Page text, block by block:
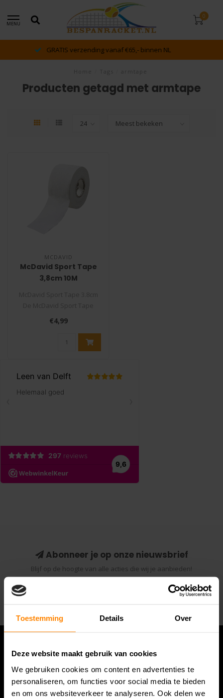
Toestemming Details Over
Deze website maakt gebruik van cookies
We gebruiken cookies om content en advertenties te
personaliseren, om functies voor social media te bieden
en om ons websiteverkeer te analyseren. Ook delen we
MENU
0
dé racket en bespan specialist van Lelystad en omstreken
Producten getagd met armtape
MCDAVID
McDavid Sport Tape
3,8cm 10M
heeft een goede
kleefkracht, geb..
€4,99
Abonneer je op onze nieuwsbrief
Blijf op de hoogte van alle acties die wij je aanbieden!
Abonneer